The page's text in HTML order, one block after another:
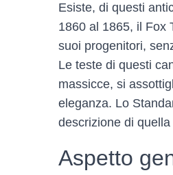
Esiste, di questi
1860 al 1865, il Fox
suoi progenitori,
Le teste di questi
massicce, si
eleganza. Lo
descrizione di
Aspetto